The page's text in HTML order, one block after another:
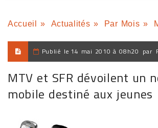
Accueil » Actualités » Par Mois »
Publié le 14 mai 2010 à 08h20 par
MTV et SFR dévoilent un
mobile destiné aux jeunes